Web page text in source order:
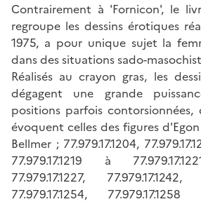
Contrairement à 'Fornicon', le
regroupe les dessins érotiques
1975, a pour unique sujet la
dans des situations sado-
Réalisés au crayon gras, les
dégagent une grande
positions parfois contorsionnées,
évoquent celles des figures
Bellmer ; 77.979.17.1204,
77.979.17.1219 à
77.979.17.1227,
77.979.17.1254,